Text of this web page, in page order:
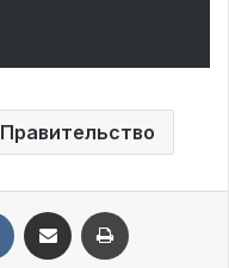
Правительство